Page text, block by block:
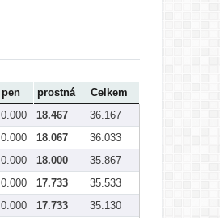
pen prostná
Celkem
0.000 18.467
36.167
0.000 18.067
36.033
0.000 18.000
35.867
0.000 17.733
35.533
0.000 17.733
35.130